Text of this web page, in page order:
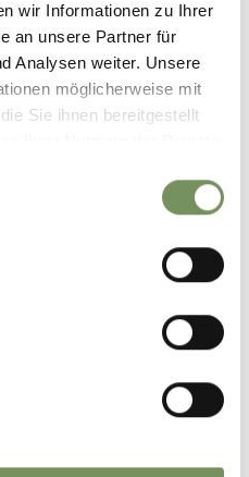
wir Informationen zu Ihrer
an unsere Partner für
Analysen weiter. Unsere
möglicherweise mit
Sie ihnen bereitgestellt